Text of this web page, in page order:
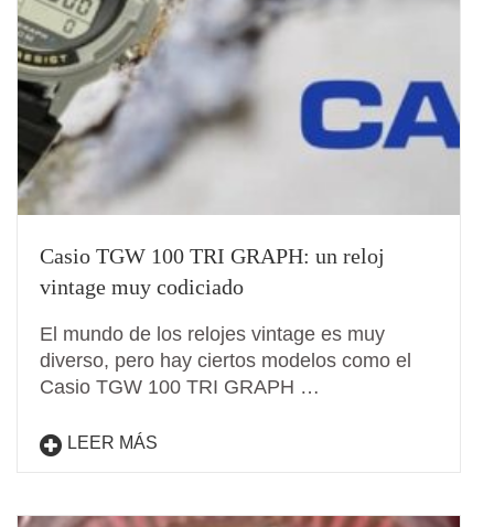
Casio TGW 100 TRI GRAPH: un reloj
vintage muy codiciado
El mundo de los relojes vintage es muy
diverso, pero hay ciertos modelos como el
Casio TGW 100 TRI GRAPH …
LEER MÁS